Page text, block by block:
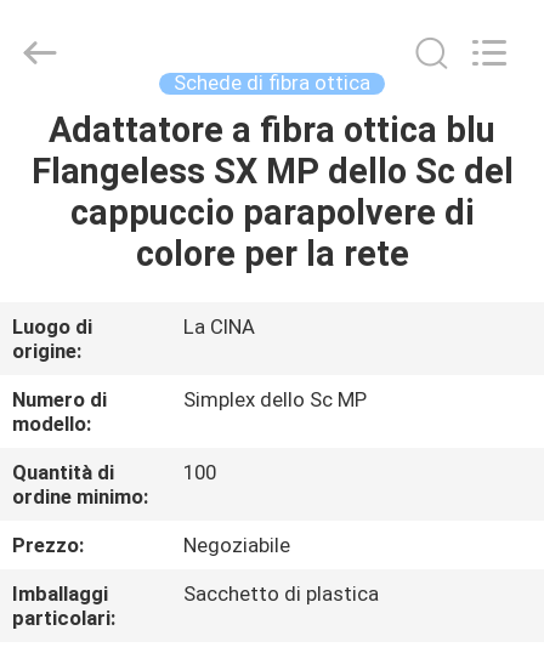
CASA
PRODOTTI
NOI
GIRO
DELLA
FABBRICA
CONTROLLO
DI
Blueto
Electronics&Communication
Reserved.
Schede di fibra ottica
Adattatore a fibra ottica blu
Flangeless SX MP dello Sc del
cappuccio parapolvere di
colore per la rete
Luogo di
origine:
La CINA
Numero di
modello:
Simplex dello Sc MP
Quantità di
ordine minimo:
100
Prezzo:
Negoziabile
Imballaggi
particolari:
Sacchetto di plastica